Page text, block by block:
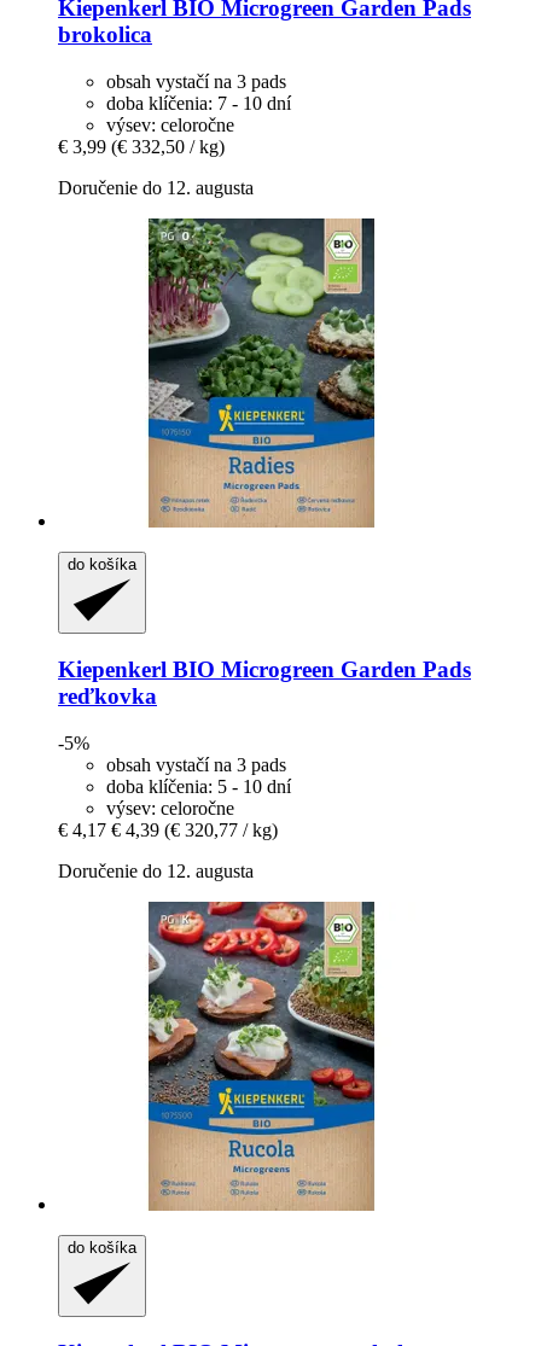
Kiepenkerl BIO Microgreen Garden Pads
brokolica
obsah vystačí na 3 pads
doba klíčenia: 7 - 10 dní
výsev: celoročne
€ 3,99 (€ 332,50 / kg)
Doručenie do 12. augusta
do košíka
Kiepenkerl BIO Microgreen Garden Pads
reďkovka
-5%
obsah vystačí na 3 pads
doba klíčenia: 5 - 10 dní
výsev: celoročne
€ 4,17 € 4,39 (€ 320,77 / kg)
Doručenie do 12. augusta
do košíka